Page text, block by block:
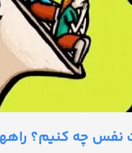
نفس چه کنیم؟